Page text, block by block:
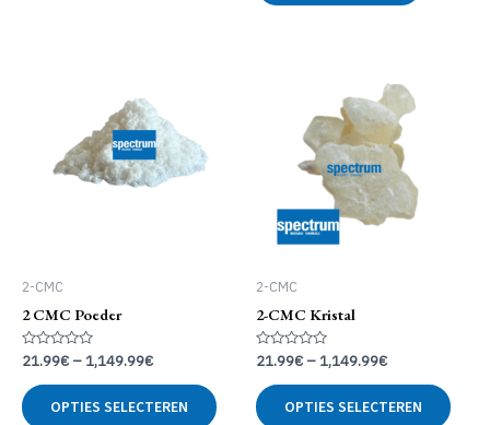
2-CMC
2 CMC Poeder
Gewaardeerd
0
uit
5
21.99€ – 1,149.99€
OPTIES SELECTEREN
product
2-CMC
2-CMC Kristal
Gewaardeerd
0
uit
5
21.99€ – 1,149.99€
OPTIES SELECTEREN